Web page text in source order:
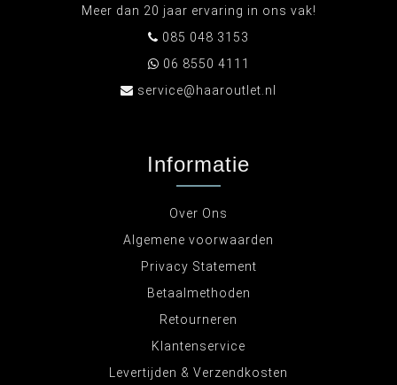
Meer dan 20 jaar ervaring in ons vak!
085 048 3153
06 8550 4111
service@haaroutlet.nl
Informatie
Over Ons
Algemene voorwaarden
Privacy Statement
Betaalmethoden
Retourneren
Klantenservice
Levertijden & Verzendkosten